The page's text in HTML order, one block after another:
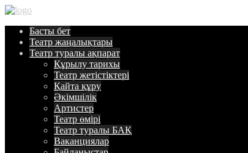
Басты бет
Театр жаңалықтары
Театр туралы ақпарат
Құрылу тарихы
Театр жетістіктері
Қайта құру
Әкімшілік
Артистер
Театр өмірі
Театр туралы БАҚ
Ваканциялар